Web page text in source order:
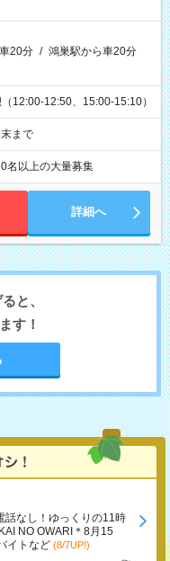
20分 / 鴻巣駅から車20分
12:00-12:50、15:00-15:10）
まで
名以上の大量募集
詳細へ
と、
す！
話なし！ゆっくりの11時
NO OWARI＊8月15
イトなど (8/7UP!)